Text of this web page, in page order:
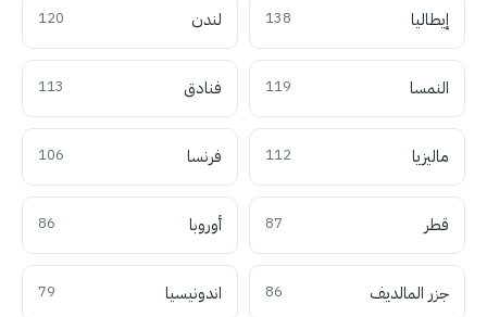
إيطاليا 138 لندن 120
النمسا 119 فنادق 113
ماليزيا 112 فرنسا 106
قطر 87 أوروبا 86
جزر المالديف 86 اندونيسيا 79